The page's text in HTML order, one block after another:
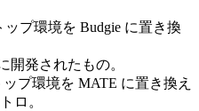
プ環境を Budgie に置き換
発されたもの。
プ環境を MATE に置き換え
ロ。